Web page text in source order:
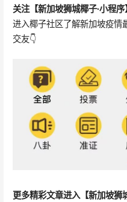
关注【新加坡狮城椰子·小程序】
进入椰子社区了解新加坡疫情
交友👇
更多精彩文章进入【新加坡狮